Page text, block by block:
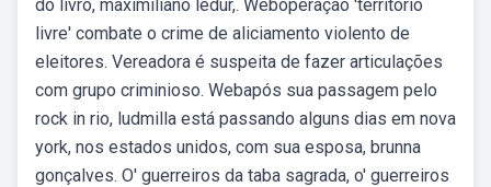
do livro, maximiliano ledur,. Weboperação 'território
livre' combate o crime de aliciamento violento de
eleitores. Vereadora é suspeita de fazer articulações
com grupo criminioso. Webapós sua passagem pelo
rock in rio, ludmilla está passando alguns dias em nova
york, nos estados unidos, com sua esposa, brunna
gonçalves. O' guerreiros da taba sagrada, o' guerreiros